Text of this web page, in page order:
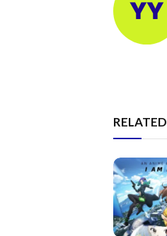
RELATED